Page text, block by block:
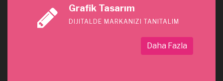
Grafik Tasarım
DIJITALDE MARKANIZI TANITALIM
Daha Fazla